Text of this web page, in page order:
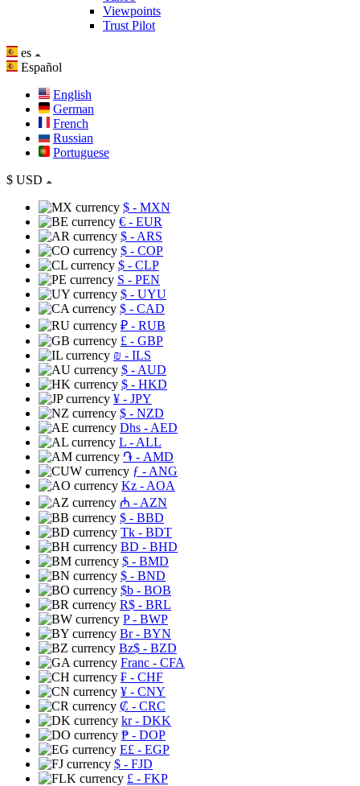
Viewpoints
Trust Pilot
es
Español
English
German
French
Russian
Portuguese
$ USD
$ - MXN
€ - EUR
$ - ARS
$ - COP
$ - CLP
S - PEN
$ - UYU
$ - CAD
₽ - RUB
£ - GBP
₪ - ILS
$ - AUD
$ - HKD
¥ - JPY
$ - NZD
Dhs - AED
L - ALL
֏ - AMD
ƒ - ANG
Kz - AOA
₼ - AZN
$ - BBD
Tk - BDT
BD - BHD
$ - BMD
$ - BND
$b - BOB
R$ - BRL
P- BWP
Br- BYN
Bz$ - BZD
Franc - CFA
₣ - CHF
¥ - CNY
₡ - CRC
kr- DKK
₱ - DOP
E£ - EGP
$ - FJD
£ - FKP